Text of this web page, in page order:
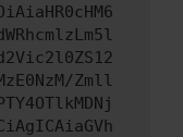
Zmll